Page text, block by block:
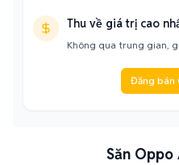
Thu về giá trị cao
Không qua trung gian,
Đăng bán
Săn